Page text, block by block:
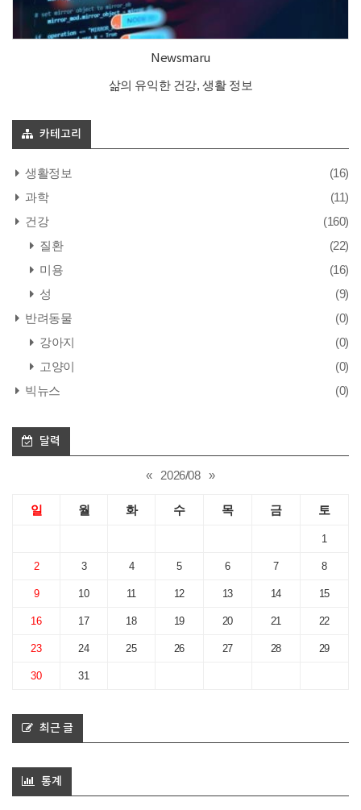
Newsmaru
삶의 유익한 건강, 생활 정보
카테고리
생활정보
(16)
과학
(11)
건강
(160)
질환
(22)
미용
(16)
성
(9)
반려동물
(0)
강아지
(0)
고양이
(0)
빅뉴스
(0)
달력
« 2026/08 »
일 월 화 수 목 금 토
1
2 3 4 5 6 7 8
9 10 11 12 13 14 15
16 17 18 19 20 21 22
23 24 25 26 27 28 29
30 31
최근 글
통계